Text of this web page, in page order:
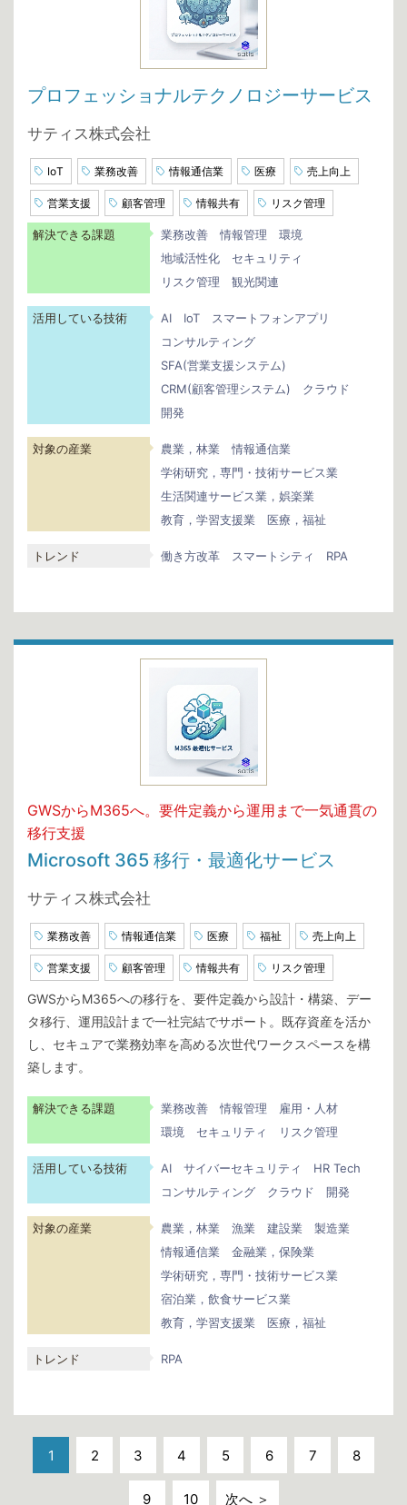
プロフェッショナルテクノロジーサービス
サティス株式会社
IoT 業務改善 情報通信業 医療 売上向上
営業支援 顧客管理 情報共有 リスク管理
解決できる課題 業務改善 情報管理
環境
地域活性化
セキュリティ
リスク管理
観光関連
活用している技術 AI IoT
スマートフォンアプリ
コンサルティング
SFA(営業支援システム)
CRM(顧客管理システム)
クラウド
開発
対象の産業 農業，林業
情報通信業
学術研究，専門・技術サービス業
生活関連サービス業，娯楽業
教育，学習支援業
医療，福祉
トレンド 働き方改革 スマートシティ RPA
GWSからM365へ。要件定義から運用まで一気通貫の
移行支援
Microsoft 365 移行・最適化サービス
サティス株式会社
業務改善 情報通信業 医療 福祉 売上向上
営業支援 顧客管理 情報共有 リスク管理
GWSからM365への移行を、要件定義から設計・構築、デー
タ移行、運用設計まで一社完結でサポート。既存資産を活か
し、セキュアで業務効率を高める次世代ワークスペースを構
築します。
解決できる課題 業務改善 情報管理
雇用・人材
環境
セキュリティ リスク管理
活用している技術 AI サイバーセキュリティ
HR Tech
コンサルティング
クラウド 開発
対象の産業 農業，林業 漁業 建設業
製造業
情報通信業
金融業，保険業
学術研究，専門・技術サービス業
宿泊業，飲食サービス業
教育，学習支援業
医療，福祉
トレンド RPA
1 2 3 4 5 6 7 8
9 10 次へ ＞